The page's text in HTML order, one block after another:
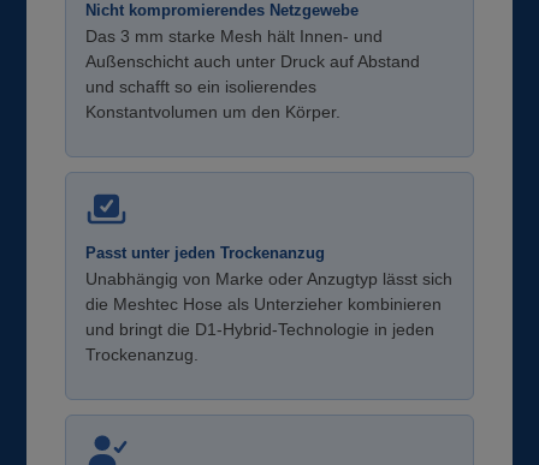
Nicht kompromierendes Netzgewebe
Das 3 mm starke Mesh hält Innen- und
Außenschicht auch unter Druck auf Abstand
und schafft so ein isolierendes
Konstantvolumen um den Körper.
Passt unter jeden Trockenanzug
Unabhängig von Marke oder Anzugtyp lässt sich
die Meshtec Hose als Unterzieher kombinieren
und bringt die D1-Hybrid-Technologie in jeden
Trockenanzug.